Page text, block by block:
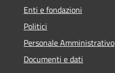
Enti e fondazioni
Politici
Personale Amministrativo
Documenti e dati